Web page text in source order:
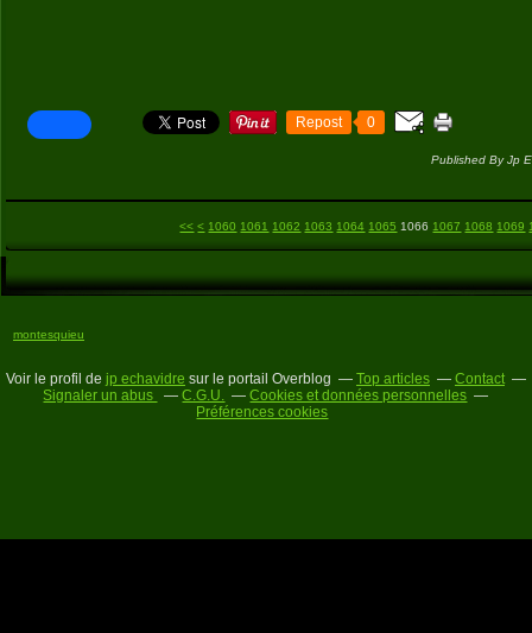
Repost 0
Published By Jp
<< < 1000
1010
1020
1030
1040
1050
1060 1061 1062 1063 1064 1065 1066 1067 1068 1069
montesquieu
Voir le profil de jp echavidre sur le portail Overblog Top articles
Contact
Signaler un abus
C.G.U.
Cookies et données personnelles
Préférences cookies